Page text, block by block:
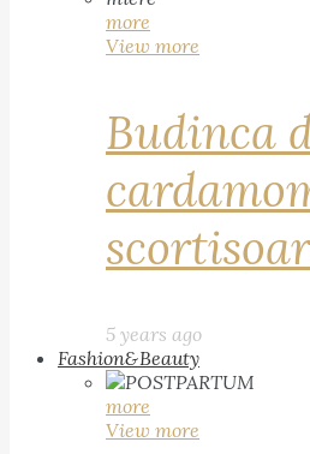
more
View more
Budinca
5 years ago
Fashion&Beauty
more
View more